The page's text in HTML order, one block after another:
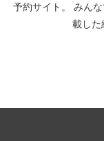
予約サイト。
みん
載した